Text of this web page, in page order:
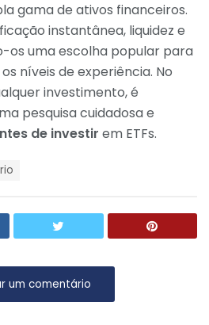
gama de ativos financeiros.
instantânea, liquidez e
os uma escolha popular para
níveis de experiência. No
investimento, é
pesquisa cuidadosa e
de investir em ETFs.
um comentário